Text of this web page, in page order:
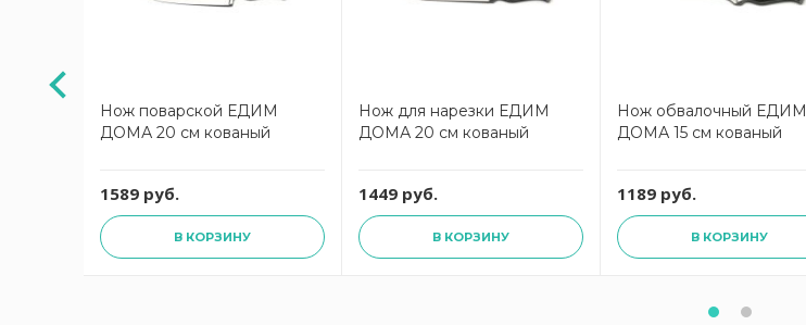
Нож поварской ЕДИМ
ДОМА 20 см кованый
1589 руб.
В КОРЗИНУ
Нож для нарезки ЕДИМ
ДОМА 20 см кованый
1449 руб.
В КОРЗИНУ
Нож обвалочный ЕДИМ
ДОМА 15 см кованый
1189 руб.
В КОРЗИНУ